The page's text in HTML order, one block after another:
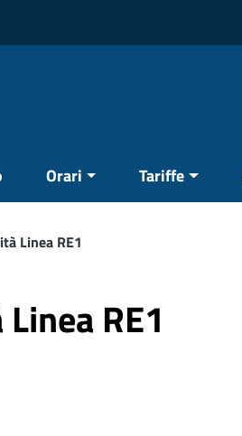
Orari Tariffe
Linea RE1
RE1